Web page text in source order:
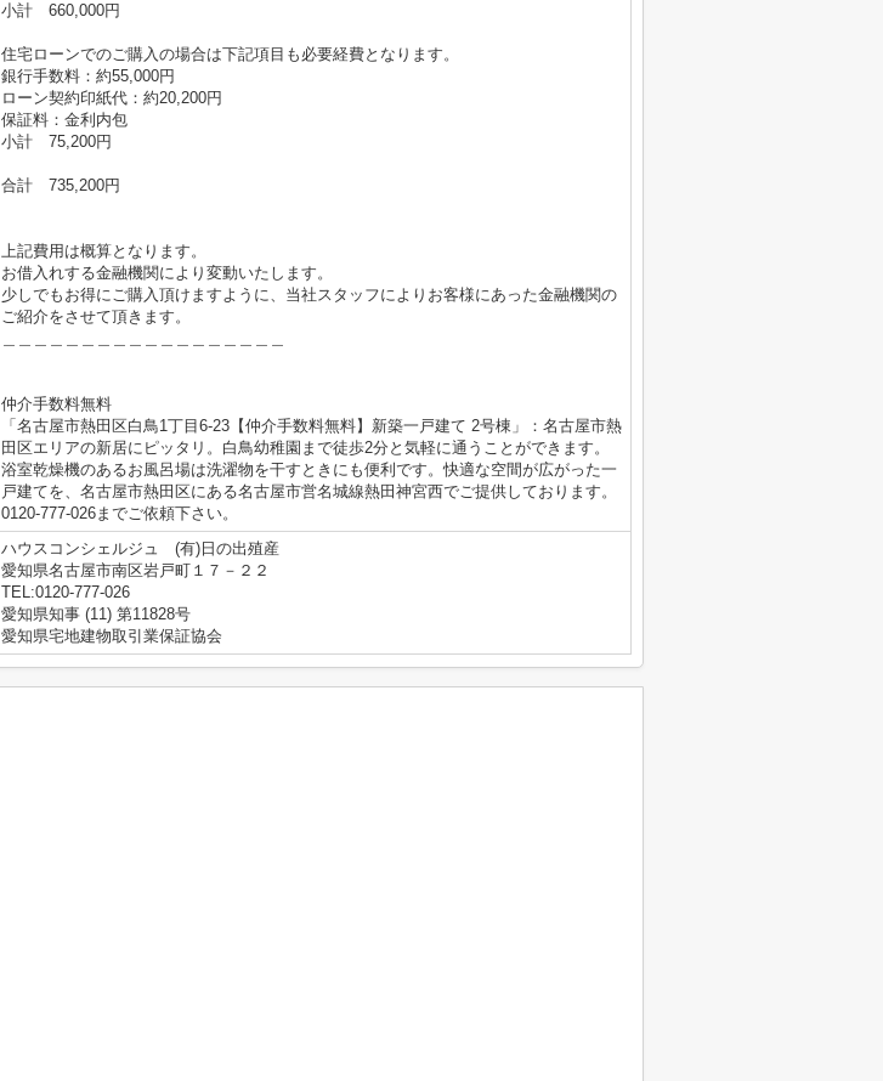
小計 660,000円
住宅ローンでのご購入の場合は下記項目も必要経費となります。
銀行手数料：約55,000円
ローン契約印紙代：約20,200円
保証料：金利内包
小計 75,200円
合計 735,200円
上記費用は概算となります。
お借入れする金融機関により変動いたします。
少しでもお得にご購入頂けますように、当社スタッフによりお客様にあった金融機関の
ご紹介をさせて頂きます。
仲介手数料無料
「名古屋市熱田区白鳥1丁目6-23【仲介手数料無料】新築一戸建て 2号棟」：名古屋市熱
田区エリアの新居にピッタリ。白鳥幼稚園まで徒歩2分と気軽に通うことができます。
浴室乾燥機のあるお風呂場は洗濯物を干すときにも便利です。快適な空間が広がった一
戸建てを、名古屋市熱田区にある名古屋市営名城線熱田神宮西でご提供しております。
0120-777-026までご依頼下さい。
ハウスコンシェルジュ (有)日の出殖産
愛知県名古屋市南区岩戸町１７－２２
TEL:0120-777-026
愛知県知事 (11) 第11828号
愛知県宅地建物取引業保証協会